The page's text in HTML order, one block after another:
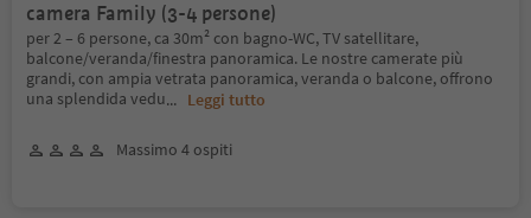
camera Family (3-4 persone)
per 2 – 6 persone, ca 30m² con bagno-WC, TV satellitare,
balcone/veranda/finestra panoramica. Le nostre camerate più
grandi, con ampia vetrata panoramica, veranda o balcone, offrono
una splendida vedu... Leggi tutto
Massimo 4 ospiti